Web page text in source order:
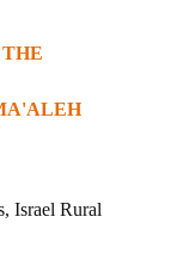
, Israel Rural